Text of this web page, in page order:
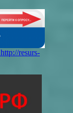
http://resurs-